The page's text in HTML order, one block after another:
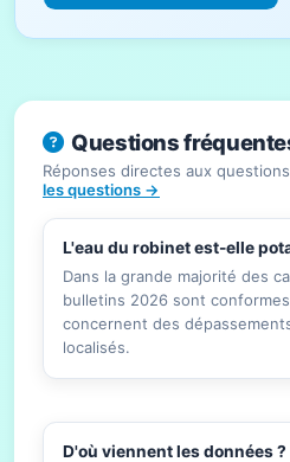
Questions
Réponses directes aux
les questions →
L'eau du robinet est-elle
Dans la grande majorité des
bulletins 2026 sont
concernent des
localisés.
D'où viennent les données ?